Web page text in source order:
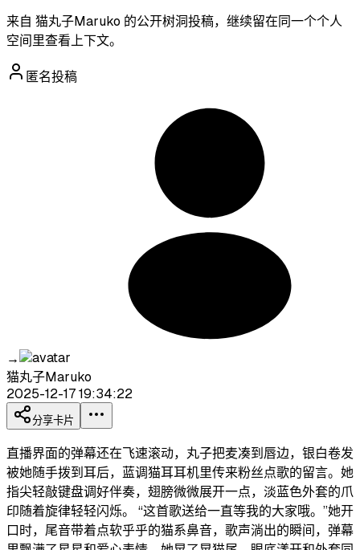
来自 猫丸子Maruko 的公开树洞投稿，继续留在同一个个人
空间里查看上下文。
匿名投稿
→
猫丸子Maruko
2025-12-17 19:34:22
分享卡片
直播界面的弹幕还在飞速滚动，丸子把麦凑到唇边，银白卷发
被她随手拨到耳后，蓝调猫耳耳机里传来粉丝点歌的留言。她
指尖轻敲键盘调好伴奏，翅膀微微展开一点，淡蓝色外套的爪
印随着旋律轻轻闪烁。 “这首歌送给一直等我的大家哦。”她开
口时，尾音带着点软乎乎的猫系鼻音，歌声淌出的瞬间，弹幕